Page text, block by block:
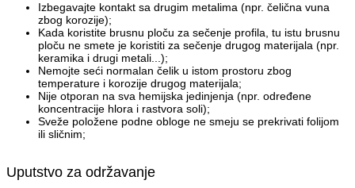
Izbegavajte kontakt sa drugim metalima (npr. čelična vuna
zbog korozije);
Kada koristite brusnu ploču za sečenje profila, tu istu brusnu
ploču ne smete je koristiti za sečenje drugog materijala (npr.
keramika i drugi metali...);
Nemojte seći normalan čelik u istom prostoru zbog
temperature i korozije drugog materijala;
Nije otporan na sva hemijska jedinjenja (npr. određene
koncentracije hlora i rastvora soli);
Sveže položene podne obloge ne smeju se prekrivati folijom
ili sličnim;
Uputstvo za održavanje